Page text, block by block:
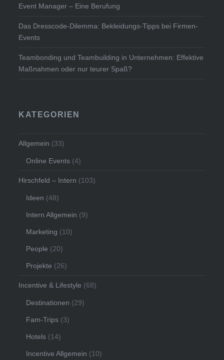
Event Manager – Eine Berufung
Das Dresscode-Dilemma: Bekleidungs-Tipps bei Firmen-
Events
Teambonding und Teambuilding in Unternehmen: Effektive
Maßnahmen oder nur teurer Spaß?
KATEGORIEN
Allgemein (33)
Online Events (4)
Hirschfeld – Intern (103)
Ideen (48)
Intern Allgemein (9)
Marketing (10)
People (20)
Projekte (26)
Incentive & Lifestyle (68)
Destinationen (29)
Fam-Trips (3)
Hotels (14)
Incentive Allgemein (10)